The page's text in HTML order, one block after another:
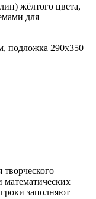
жёлтого цвета,
для
подложка 290x350
математических
заполняют